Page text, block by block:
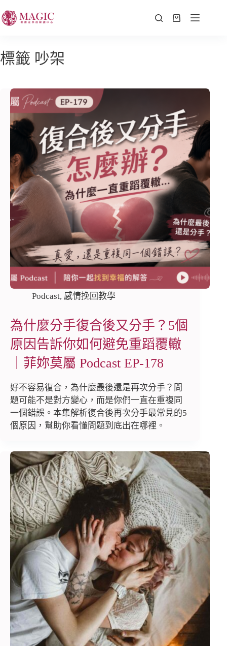
標籤 吵架
Podcast, 感情挽回教學
為什麼分手復合後又分手？5個
原因告訴你如何避免重蹈覆轍
｜菲妳莫屬 Podcast EP-178
好不容易復合，為什麼最後還是再次分手？問
題可能不是對方變心，而是你們一直在重複同
一個錯誤。本集解析復合後再次分手最常見的5
個原因，幫助你看懂問題到底出在哪裡。